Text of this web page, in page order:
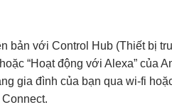
bản với Control Hub (Thiết bị
“Hoạt động với Alexa” của
gia đình của bạn qua wi-fi